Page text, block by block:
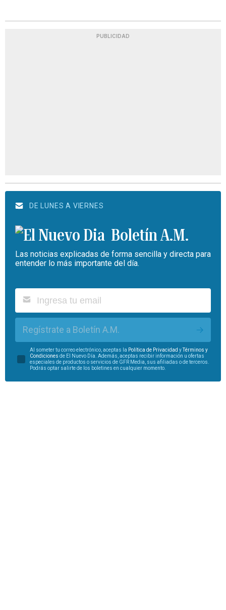
PUBLICIDAD
DE LUNES A VIERNES
Boletín A.M.
Las noticias explicadas de forma sencilla y directa para
entender lo más importante del día.
Regístrate a Boletín A.M.
Al someter tu correo electrónico, aceptas la Política de Privacidad yTérminos y
Condiciones de El Nuevo Día. Además, aceptas recibir información u ofertas
especiales de productos o servicios de GFR Media, sus afiliadas o de terceros.
Podrás optar salirte de los boletines en cualquier momento.